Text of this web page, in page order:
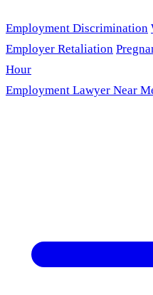
Employment Discrimination
Employer Retaliation
Hour
Employment Lawyer Near